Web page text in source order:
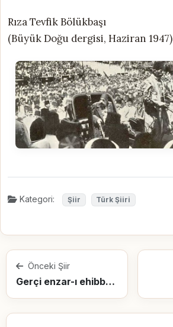
Rıza Tevfik Bölükbaşı
(Büyük Doğu dergisi, Haziran 1947)
Kategori: Şiir Türk Şiiri
Önceki Şiir
Gerçi enzar-ı ehibbadan dahi dûr olmuşuz,